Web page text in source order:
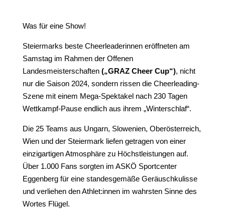
Was für eine Show!
Steiermarks beste Cheerleaderinnen eröffneten am
Samstag im Rahmen der Offenen
Landesmeisterschaften („GRAZ Cheer Cup“), nicht
nur die Saison 2024, sondern rissen die Cheerleading-
Szene mit einem Mega-Spektakel nach 230 Tagen
Wettkampf-Pause endlich aus ihrem „Winterschlaf“.
Die 25 Teams aus Ungarn, Slowenien, Oberösterreich,
Wien und der Steiermark liefen getragen von einer
einzigartigen Atmosphäre zu Höchstleistungen auf.
Über 1.000 Fans sorgten im ASKÖ Sportcenter
Eggenberg für eine standesgemäße Geräuschkulisse
und verliehen den Athlet:innen im wahrsten Sinne des
Wortes Flügel.